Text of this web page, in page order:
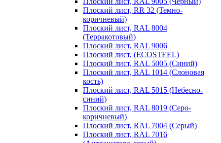
Плоский лист, RR 32 (Темно-
коричневый)
Плоский лист, RAL 8004
(Терракотовый)
Плоский лист, RAL 9006
Плоский лист, (ECOSTEEL)
Плоский лист, RAL 5005 (Синий)
Плоский лист, RAL 1014 (Слоновая
кость)
Плоский лист, RAL 5015 (Небесно-
синий)
Плоский лист, RAL 8019 (Серо-
коричневый)
Плоский лист, RAL 7004 (Серый)
Плоский лист, RAL 7016